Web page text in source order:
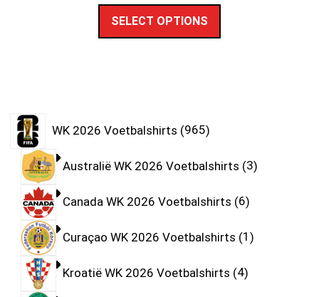
SELECT OPTIONS
WK 2026 Voetbalshirts 965
Australië WK 2026 Voetbalshirts 3
Canada WK 2026 Voetbalshirts 6
Curaçao WK 2026 Voetbalshirts 1
Kroatië WK 2026 Voetbalshirts 4